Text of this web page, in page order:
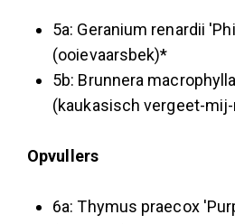
5a: Geranium renardii
(ooievaarsbek)*
5b: Brunnera
(kaukasisch vergeet-
Opvullers
6a: Thymus praecox